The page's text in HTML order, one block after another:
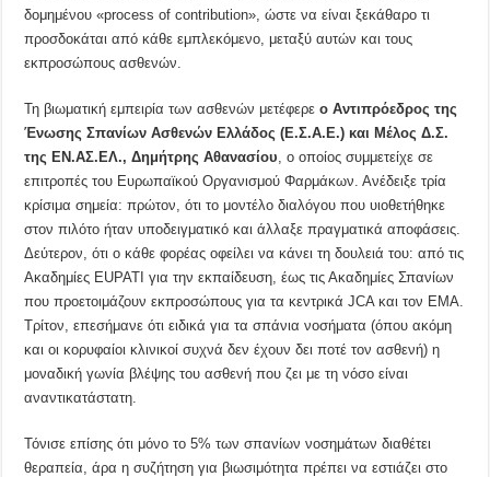
δομημένου «process of contribution», ώστε να είναι ξεκάθαρο τι
προσδοκάται από κάθε εμπλεκόμενο, μεταξύ αυτών και τους
εκπροσώπους ασθενών.
Τη βιωματική εμπειρία των ασθενών μετέφερεο Αντιπρόεδρος της
Ένωσης Σπανίων Ασθενών Ελλάδος (Ε.Σ.Α.Ε.) και Μέλος Δ.Σ.
της ΕΝ.ΑΣ.ΕΛ., Δημήτρης Αθανασίου , ο οποίος συμμετείχε σε
επιτροπές του Ευρωπαϊκού Οργανισμού Φαρμάκων. Ανέδειξε τρία
κρίσιμα σημεία: πρώτον, ότι το μοντέλο διαλόγου που υιοθετήθηκε
στον πιλότο ήταν υποδειγματικό και άλλαξε πραγματικά αποφάσεις.
Δεύτερον, ότι ο κάθε φορέας οφείλει να κάνει τη δουλειά του: από τις
Ακαδημίες EUPATI για την εκπαίδευση, έως τις Ακαδημίες Σπανίων
που προετοιμάζουν εκπροσώπους για τα κεντρικά JCA και τον EMA.
Τρίτον, επεσήμανε ότι ειδικά για τα σπάνια νοσήματα (όπου ακόμη
και οι κορυφαίοι κλινικοί συχνά δεν έχουν δει ποτέ τον ασθενή) η
μοναδική γωνία βλέψης του ασθενή που ζει με τη νόσο είναι
αναντικατάστατη.
Τόνισε επίσης ότι μόνο το 5% των σπανίων νοσημάτων διαθέτει
θεραπεία, άρα η συζήτηση για βιωσιμότητα πρέπει να εστιάζει στο